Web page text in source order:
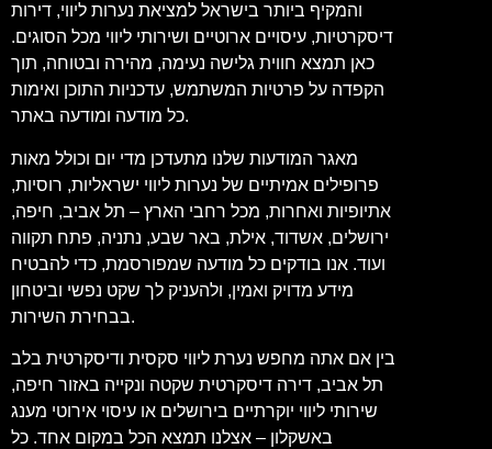
והמקיף ביותר בישראל למציאת נערות ליווי, דירות
דיסקרטיות, עיסויים ארוטיים ושירותי ליווי מכל הסוגים.
כאן תמצא חווית גלישה נעימה, מהירה ובטוחה, תוך
הקפדה על פרטיות המשתמש, עדכניות התוכן ואימות
כל מודעה ומודעה באתר.
מאגר המודעות שלנו מתעדכן מדי יום וכולל מאות
פרופילים אמיתיים של נערות ליווי ישראליות, רוסיות,
אתיופיות ואחרות, מכל רחבי הארץ – תל אביב, חיפה,
ירושלים, אשדוד, אילת, באר שבע, נתניה, פתח תקווה
ועוד. אנו בודקים כל מודעה שמפורסמת, כדי להבטיח
מידע מדויק ואמין, ולהעניק לך שקט נפשי וביטחון
בבחירת השירות.
בין אם אתה מחפש נערת ליווי סקסית ודיסקרטית בלב
תל אביב, דירה דיסקרטית שקטה ונקייה באזור חיפה,
שירותי ליווי יוקרתיים בירושלים או עיסוי אירוטי מענג
באשקלון – אצלנו תמצא הכל במקום אחד. כל